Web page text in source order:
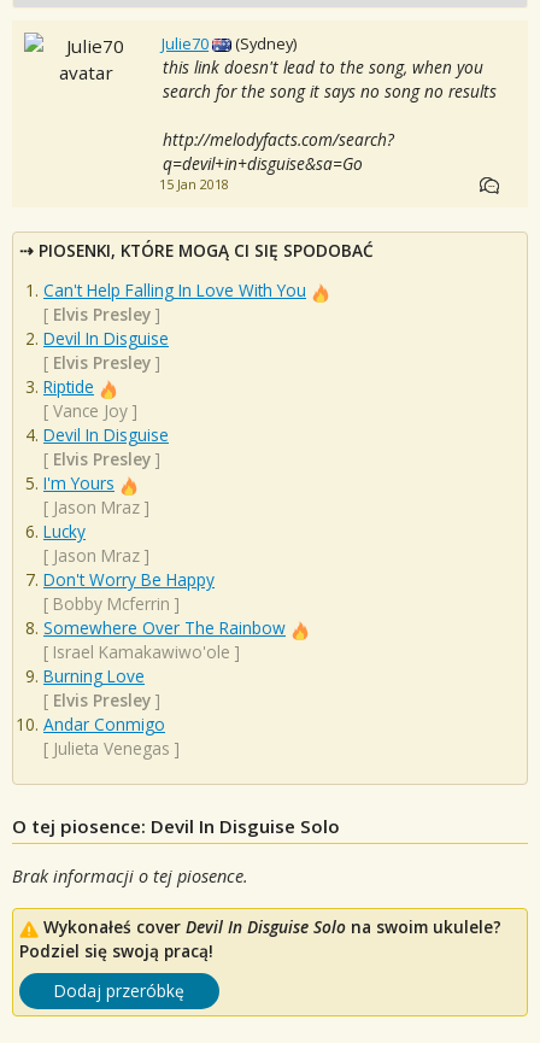
Julie70 (Sydney)
this link doesn't lead to the song, when you
search for the song it says no song no results
http://melodyfacts.com/search?
q=devil+in+disguise&sa=Go
15 Jan 2018
PIOSENKI, KTÓRE MOGĄ CI SIĘ SPODOBAĆ
Can't Help Falling In Love With You
[ Elvis Presley ]
Devil In Disguise
[ Elvis Presley ]
Riptide
[ Vance Joy ]
Devil In Disguise
[ Elvis Presley ]
I'm Yours
[ Jason Mraz ]
Lucky
[ Jason Mraz ]
Don't Worry Be Happy
[ Bobby Mcferrin ]
Somewhere Over The Rainbow
[ Israel Kamakawiwo'ole ]
Burning Love
[ Elvis Presley ]
Andar Conmigo
[ Julieta Venegas ]
O tej piosence: Devil In Disguise Solo
Brak informacji o tej piosence.
Wykonałeś cover Devil In Disguise Solo na swoim ukulele?
Podziel się swoją pracą!
Dodaj przeróbkę